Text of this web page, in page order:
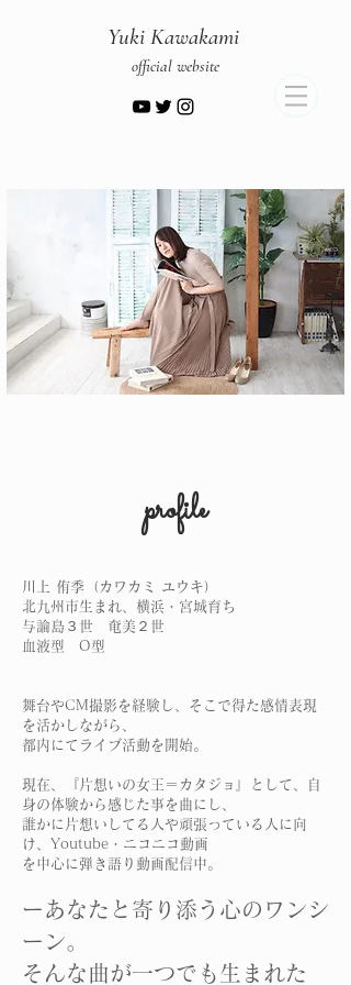
​Yuki Kawakami
official website
profile
川上 侑季（カワカミ ユウキ）
北九州市生まれ、横浜・宮城育ち
​与論島３世 奄美２世
血液型 O型
舞台やCM撮影を経験し、そこで得た感情表現
を活かしながら、
都内にてライブ活動を開始。
現在、『片想いの女王＝カタジョ』として、自
身の体験から感じた事を曲にし、
誰かに片想いしてる人や頑張っている人に向
け、 Youtube・ニコニコ動画
を 中心に弾き語り動画配信中。
ーあなたと寄り添う心のワンシ
ーン。
そんな曲が一つでも生まれた